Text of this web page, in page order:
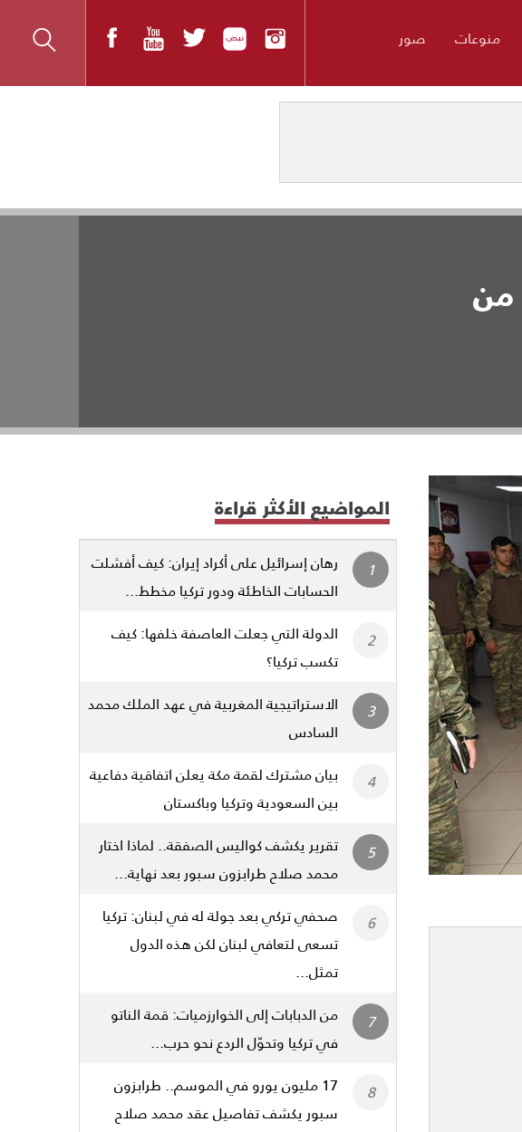
منوعات صور
من
المواضيع الأكثر قراءة
رهان إسرائيل على أكراد إيران: كيف أفشلت
الحسابات الخاطئة ودور تركيا مخطط...
الدولة التي جعلت العاصفة خلفها: كيف
تكسب تركيا؟
الاستراتيجية المغربية في عهد الملك محمد
السادس
بيان مشترك لقمة مكة يعلن اتفاقية دفاعية
بين السعودية وتركيا وباكستان
تقرير يكشف كواليس الصفقة.. لماذا اختار
محمد صلاح طرابزون سبور بعد نهاية...
صحفي تركي بعد جولة له في لبنان: تركيا
تسعى لتعافي لبنان لكن هذه الدول
تمثل...
من الدبابات إلى الخوارزميات: قمة الناتو
في تركيا وتحوّل الردع نحو حرب...
17 مليون يورو في الموسم.. طرابزون
سبور يكشف تفاصيل عقد محمد صلاح